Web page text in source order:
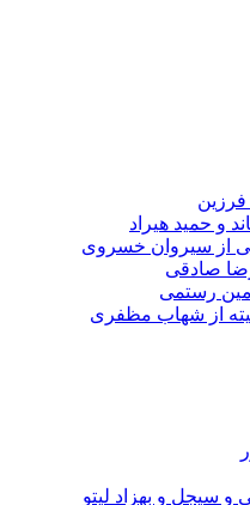
فرزین
و حمید هیراد
از سیروان خسروی
صادقی
رستمی
از شهاب مظفری
سیجل و بهزاد لیتو